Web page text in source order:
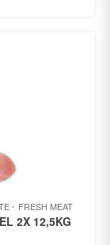
FRESH MEAT
2X 12,5KG